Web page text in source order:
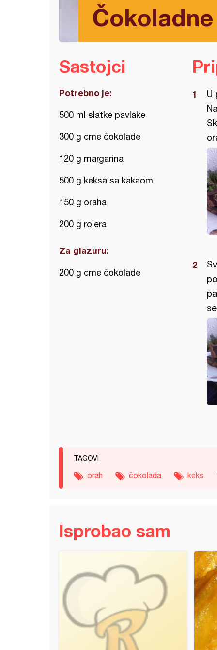
Sastojci
Potrebno je:
500 ml slatke pavlake
300 g crne čokolade
120 g margarina
500 g keksa sa kakaom
150 g oraha
200 g rolera
Za glazuru:
200 g crne čokolade
U
TAGOVI
orah čokolada keks
Isprobao sam